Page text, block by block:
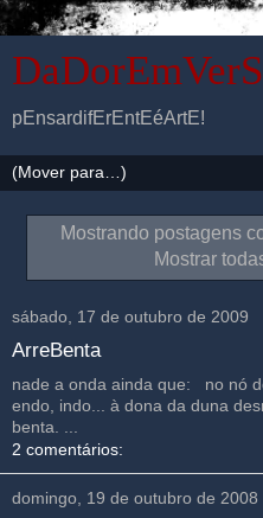
pEnsardifErEntEéArtE!
Mostrando postagens
Mostrar
sábado, 17 de outubro de 2009
ArreBenta
nade a onda ainda que: no nó
endo, indo... à dona da duna
benta. ...
2 comentários:
domingo, 19 de outubro de 2008